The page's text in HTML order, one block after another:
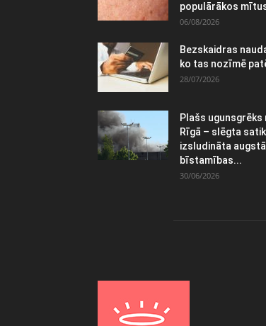
populārākos
06/08/2026
Bezskaidras
ko tas nozīmē
28/07/2026
Plašs ugunsgrēks
Rīgā – slēgta
izsludināta
bīstamības...
30/06/2026